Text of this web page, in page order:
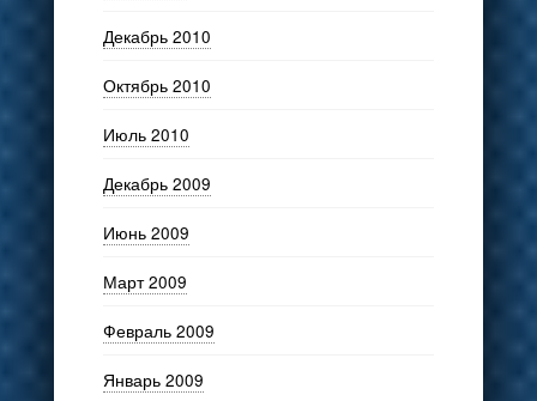
Декабрь 2010
Октябрь 2010
Июль 2010
Декабрь 2009
Июнь 2009
Март 2009
Февраль 2009
Январь 2009